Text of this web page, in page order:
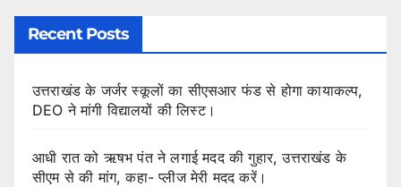
Recent Posts
उत्तराखंड के जर्जर स्कूलों का सीएसआर फंड से होगा कायाकल्प,
DEO ने मांगी विद्यालयों की लिस्ट।
आधी रात को ऋषभ पंत ने लगाई मदद की गुहार, उत्तराखंड के
सीएम से की मांग, कहा- प्लीज मेरी मदद करें।